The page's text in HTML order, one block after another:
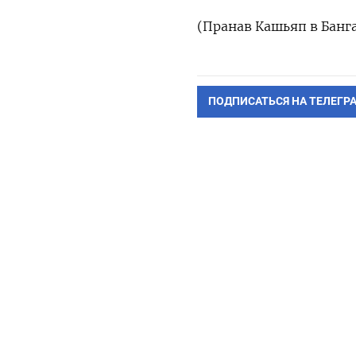
(Пранав Кашьяп в
ПОДПИСАТЬСЯ НА